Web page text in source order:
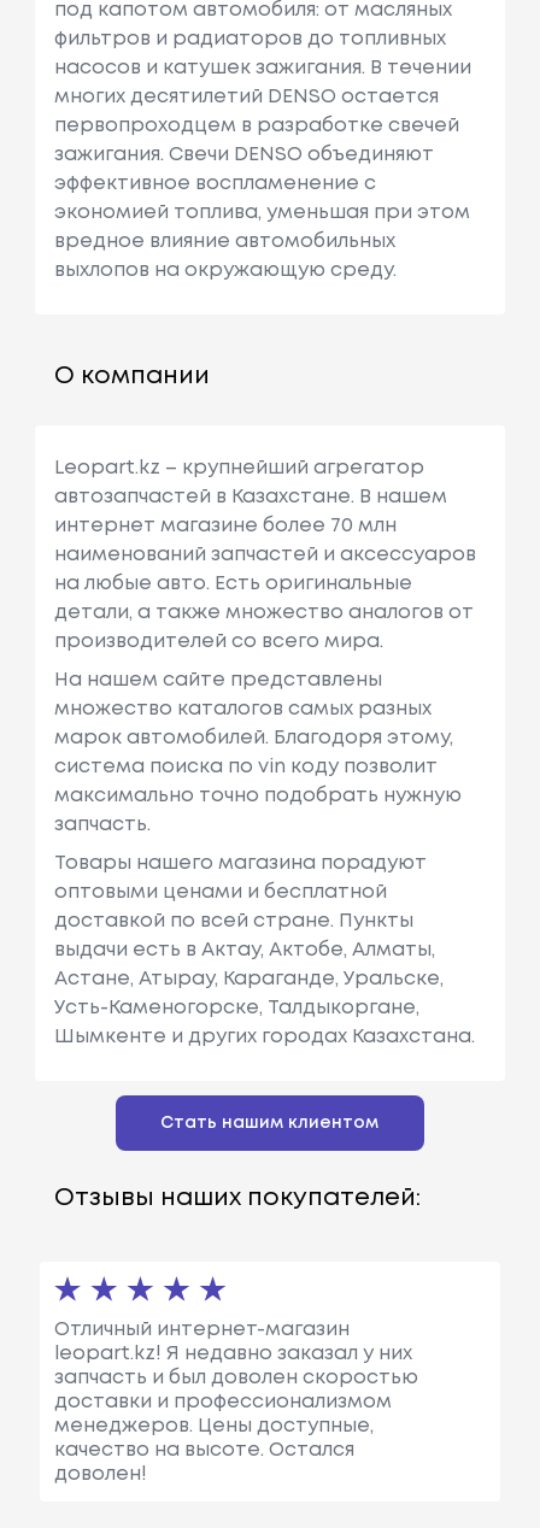
под капотом автомобиля: от масляных
фильтров и радиаторов до топливных
насосов и катушек зажигания. В течении
многих десятилетий DENSO остается
первопроходцем в разработке свечей
зажигания. Свечи DENSO объединяют
эффективное воспламенение с
экономией топлива, уменьшая при этом
вредное влияние автомобильных
выхлопов на окружающую среду.
О компании
Leopart.kz – крупнейший агрегатор
автозапчастей в Казахстане. В нашем
интернет магазине более 70 млн
наименований запчастей и аксессуаров
на любые авто. Есть оригинальные
детали, а также множество аналогов от
производителей со всего мира.
На нашем сайте представлены
множество каталогов самых разных
марок автомобилей. Благодоря этому,
система поиска по vin коду позволит
максимально точно подобрать нужную
запчасть.
Товары нашего магазина порадуют
оптовыми ценами и бесплатной
доставкой по всей стране. Пункты
выдачи есть в Актау, Актобе, Алматы,
Астане, Атырау, Караганде, Уральске,
Усть-Каменогорске, Талдыкоргане,
Шымкенте и других городах Казахстана.
Стать нашим клиентом
Отзывы наших покупателей:
Отличный интернет-магазин
leopart.kz! Я недавно заказал у них
запчасть и был доволен скоростью
доставки и профессионализмом
менеджеров. Цены доступные,
качество на высоте. Остался
доволен!